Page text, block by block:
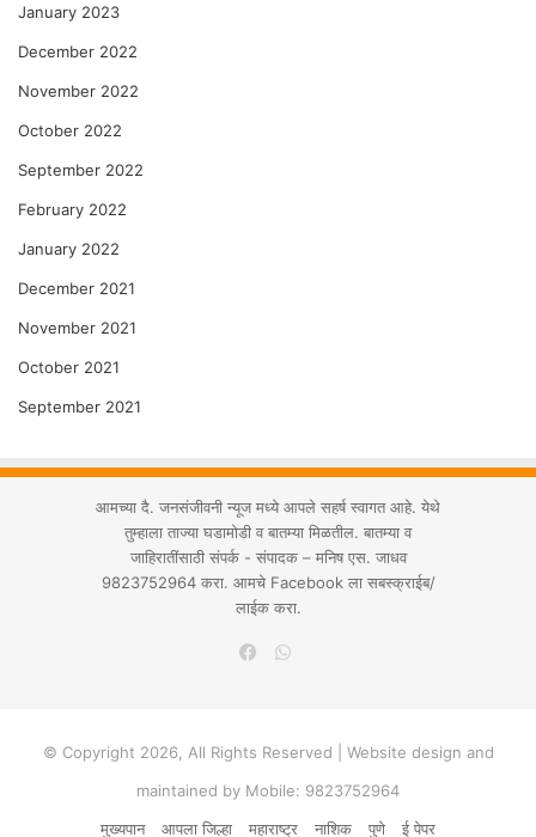
January 2023
December 2022
November 2022
October 2022
September 2022
February 2022
January 2022
December 2021
November 2021
October 2021
September 2021
आमच्या दै. जनसंजीवनी न्यूज मध्ये आपले सहर्ष स्वागत आहे. येथे
तुम्हाला ताज्या घडामोडी व बातम्या मिळतील. बातम्या व
जाहिरातींसाठी संपर्क - संपादक – मनिष एस. जाधव
9823752964 करा. आमचे Facebook ला सबस्क्राईब/
लाईक करा.
WhatsApp
© Copyright 2026, All Rights Reserved | Website design and
maintained by Mobile: 9823752964
मुख्यपान
आपला जिल्हा महाराष्ट्र नाशिक पुणे ई पेपर